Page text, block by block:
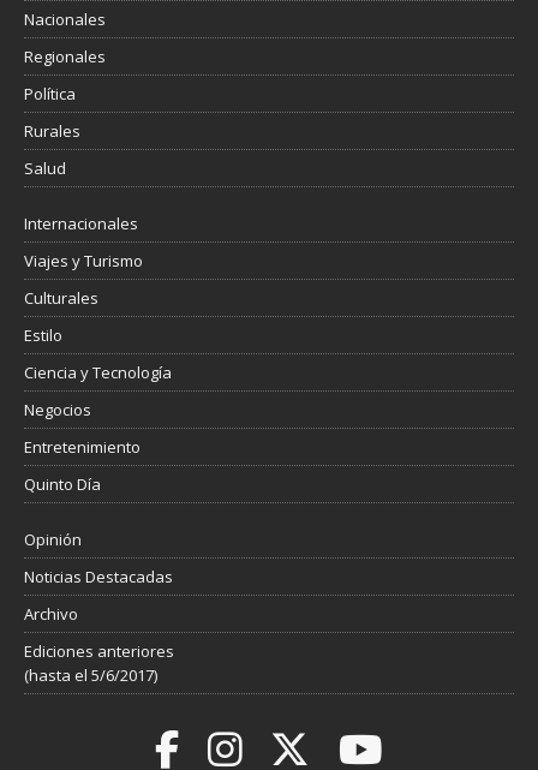
Nacionales
Regionales
Política
Rurales
Salud
Internacionales
Viajes y Turismo
Culturales
Estilo
Ciencia y Tecnología
Negocios
Entretenimiento
Quinto Día
Opinión
Noticias Destacadas
Archivo
Ediciones anteriores
(hasta el 5/6/2017)